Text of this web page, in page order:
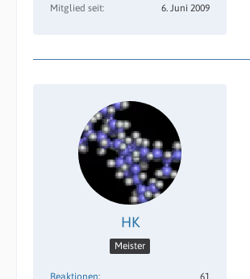
Mitglied seit
6. Juni 2009
HK
Meister
Reaktionen 61